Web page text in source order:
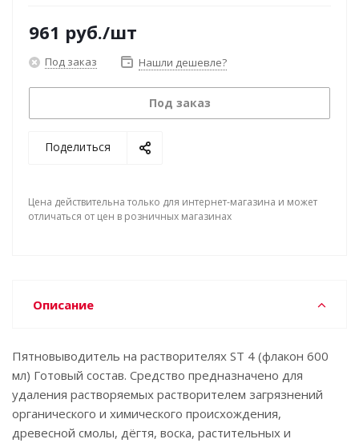
961 руб./шт
Под заказ Нашли дешевле?
Под заказ
Поделиться
Цена действительна только для интернет-магазина и может
отличаться от цен в розничных магазинах
Описание
Пятновыводитель на растворителях ST 4 (флакон 600
мл) Готовый состав. Средство предназначено для
удаления растворяемых растворителем загрязнений
органического и химического происхождения,
древесной смолы, дёгтя, воска, растительных и